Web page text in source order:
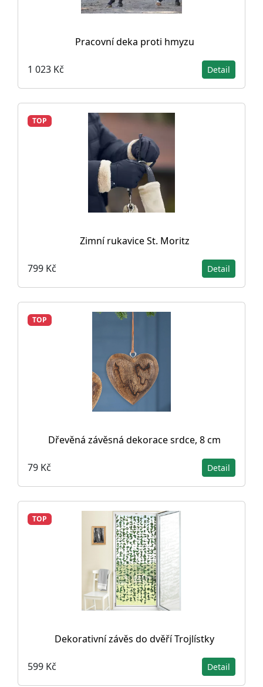
Pracovní deka proti hmyzu
1 023 Kč Detail
TOP
Zimní rukavice St. Moritz
799 Kč Detail
TOP
Dřevěná závěsná dekorace srdce, 8 cm
79 Kč Detail
TOP
Dekorativní závěs do dvěří Trojlístky
599 Kč Detail